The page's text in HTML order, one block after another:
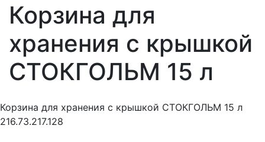
Корзина для
хранения с крышкой
СТОКГОЛЬМ 15 л
Корзина для хранения с крышкой СТОКГОЛЬМ 15 л
216.73.217.128